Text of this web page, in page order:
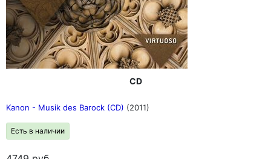
CD
Kanon - Musik des Barock (CD) (2011)
Есть в наличии